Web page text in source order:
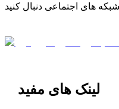
های اجتماعی دنبال کنید
لینک های مفید